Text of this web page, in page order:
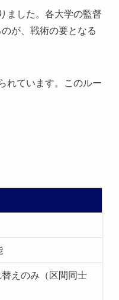
ました。各大学の監督
が、戦術の要となる
れています。このルー
えのみ（区間同士